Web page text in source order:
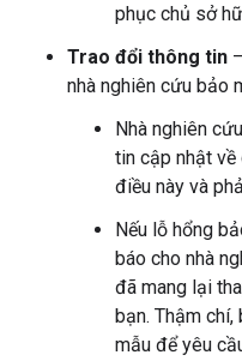
phục chủ sở
Trao đổi thông tin
nhà nghiên cứu bảo
Nhà nghiên
tin cập nhật về
điều này và
Nếu lỗ hổng
báo cho nhà
đã mang lại
bạn. Thậm
mẫu để yêu